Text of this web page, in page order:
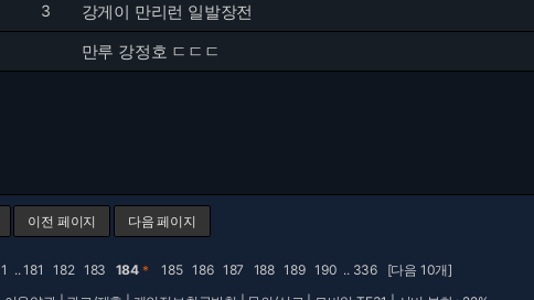
3 강게이 만리런 일발장전
만루 강정호 ㄷㄷㄷ
이전 페이지 다음 페이지
1 ..181 182 183 184＊ 185 186 187 188 189 190 ..336
[다음 10개]